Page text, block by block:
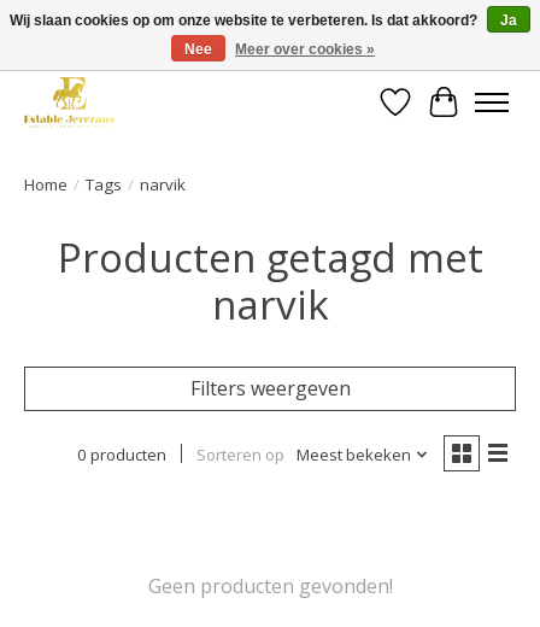
Gratis verzending vanaf €49 op een groot deel van ons assortiment
Verlanglijst
Home / Tags / narvik
Producten getagd met
narvik
Filters weergeven
0 producten Sorteren op Meest bekeken
Geen producten gevonden!
Wij slaan cookies op om onze website te verbeteren. Is dat akkoord?
Ja
Nee
Meer over cookies »